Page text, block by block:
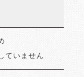
ていません